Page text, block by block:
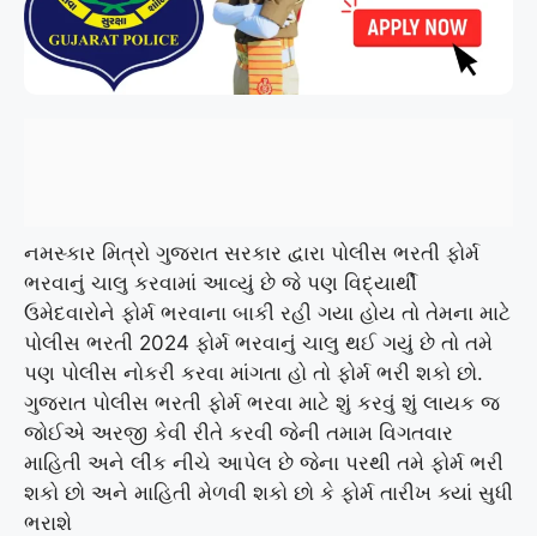
નમસ્કાર મિત્રો ગુજરાત સરકાર દ્વારા પોલીસ ભરતી ફોર્મ
ભરવાનું ચાલુ કરવામાં આવ્યું છે જે પણ વિદ્યાર્થી
ઉમેદવારોને ફોર્મ ભરવાના બાકી રહી ગયા હોય તો તેમના માટે
પોલીસ ભરતી 2024 ફોર્મ ભરવાનું ચાલુ થઈ ગયું છે તો તમે
પણ પોલીસ નોકરી કરવા માંગતા હો તો ફોર્મ ભરી શકો છો.
ગુજરાત પોલીસ ભરતી ફોર્મ ભરવા માટે શું કરવું શું લાયક જ
જોઈએ અરજી કેવી રીતે કરવી જેની તમામ વિગતવાર
માહિતી અને લીંક નીચે આપેલ છે જેના પરથી તમે ફોર્મ ભરી
શકો છો અને માહિતી મેળવી શકો છો કે ફોર્મ તારીખ ક્યાં સુધી
ભરાશે